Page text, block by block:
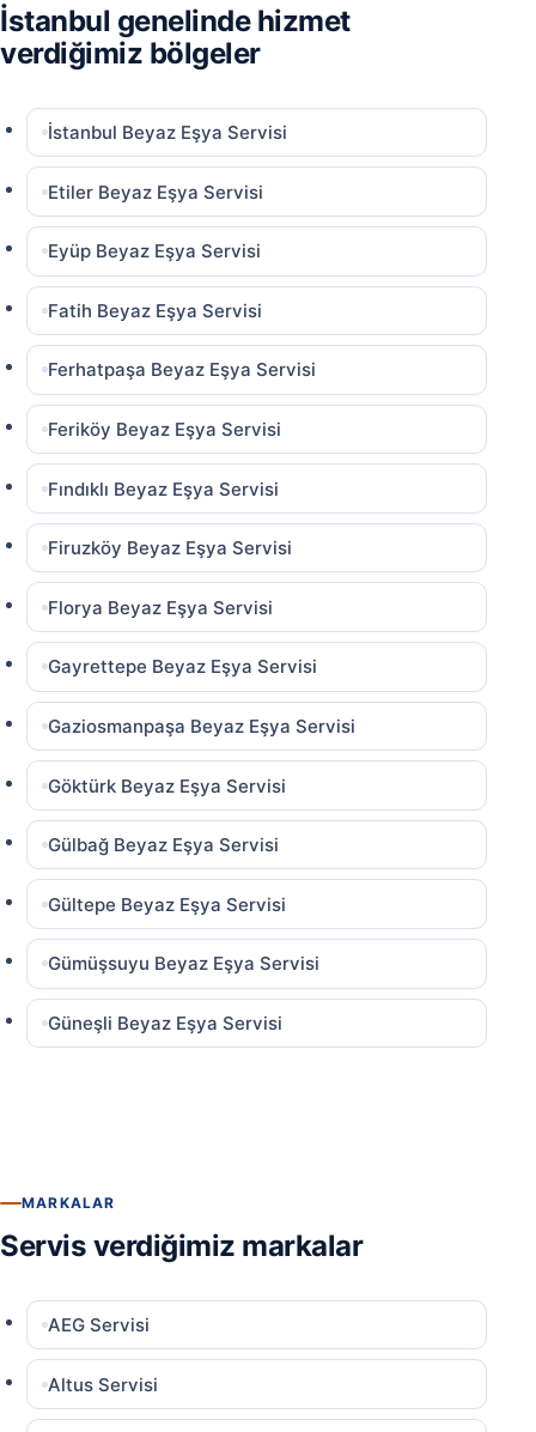
İstanbul genelinde hizmet
verdiğimiz bölgeler
İstanbul Beyaz Eşya Servisi
Etiler Beyaz Eşya Servisi
Eyüp Beyaz Eşya Servisi
Fatih Beyaz Eşya Servisi
Ferhatpaşa Beyaz Eşya Servisi
Feriköy Beyaz Eşya Servisi
Fındıklı Beyaz Eşya Servisi
Firuzköy Beyaz Eşya Servisi
Florya Beyaz Eşya Servisi
Gayrettepe Beyaz Eşya Servisi
Gaziosmanpaşa Beyaz Eşya Servisi
Göktürk Beyaz Eşya Servisi
Gülbağ Beyaz Eşya Servisi
Gültepe Beyaz Eşya Servisi
Gümüşsuyu Beyaz Eşya Servisi
Güneşli Beyaz Eşya Servisi
MARKALAR
Servis verdiğimiz markalar
AEG Servisi
Altus Servisi